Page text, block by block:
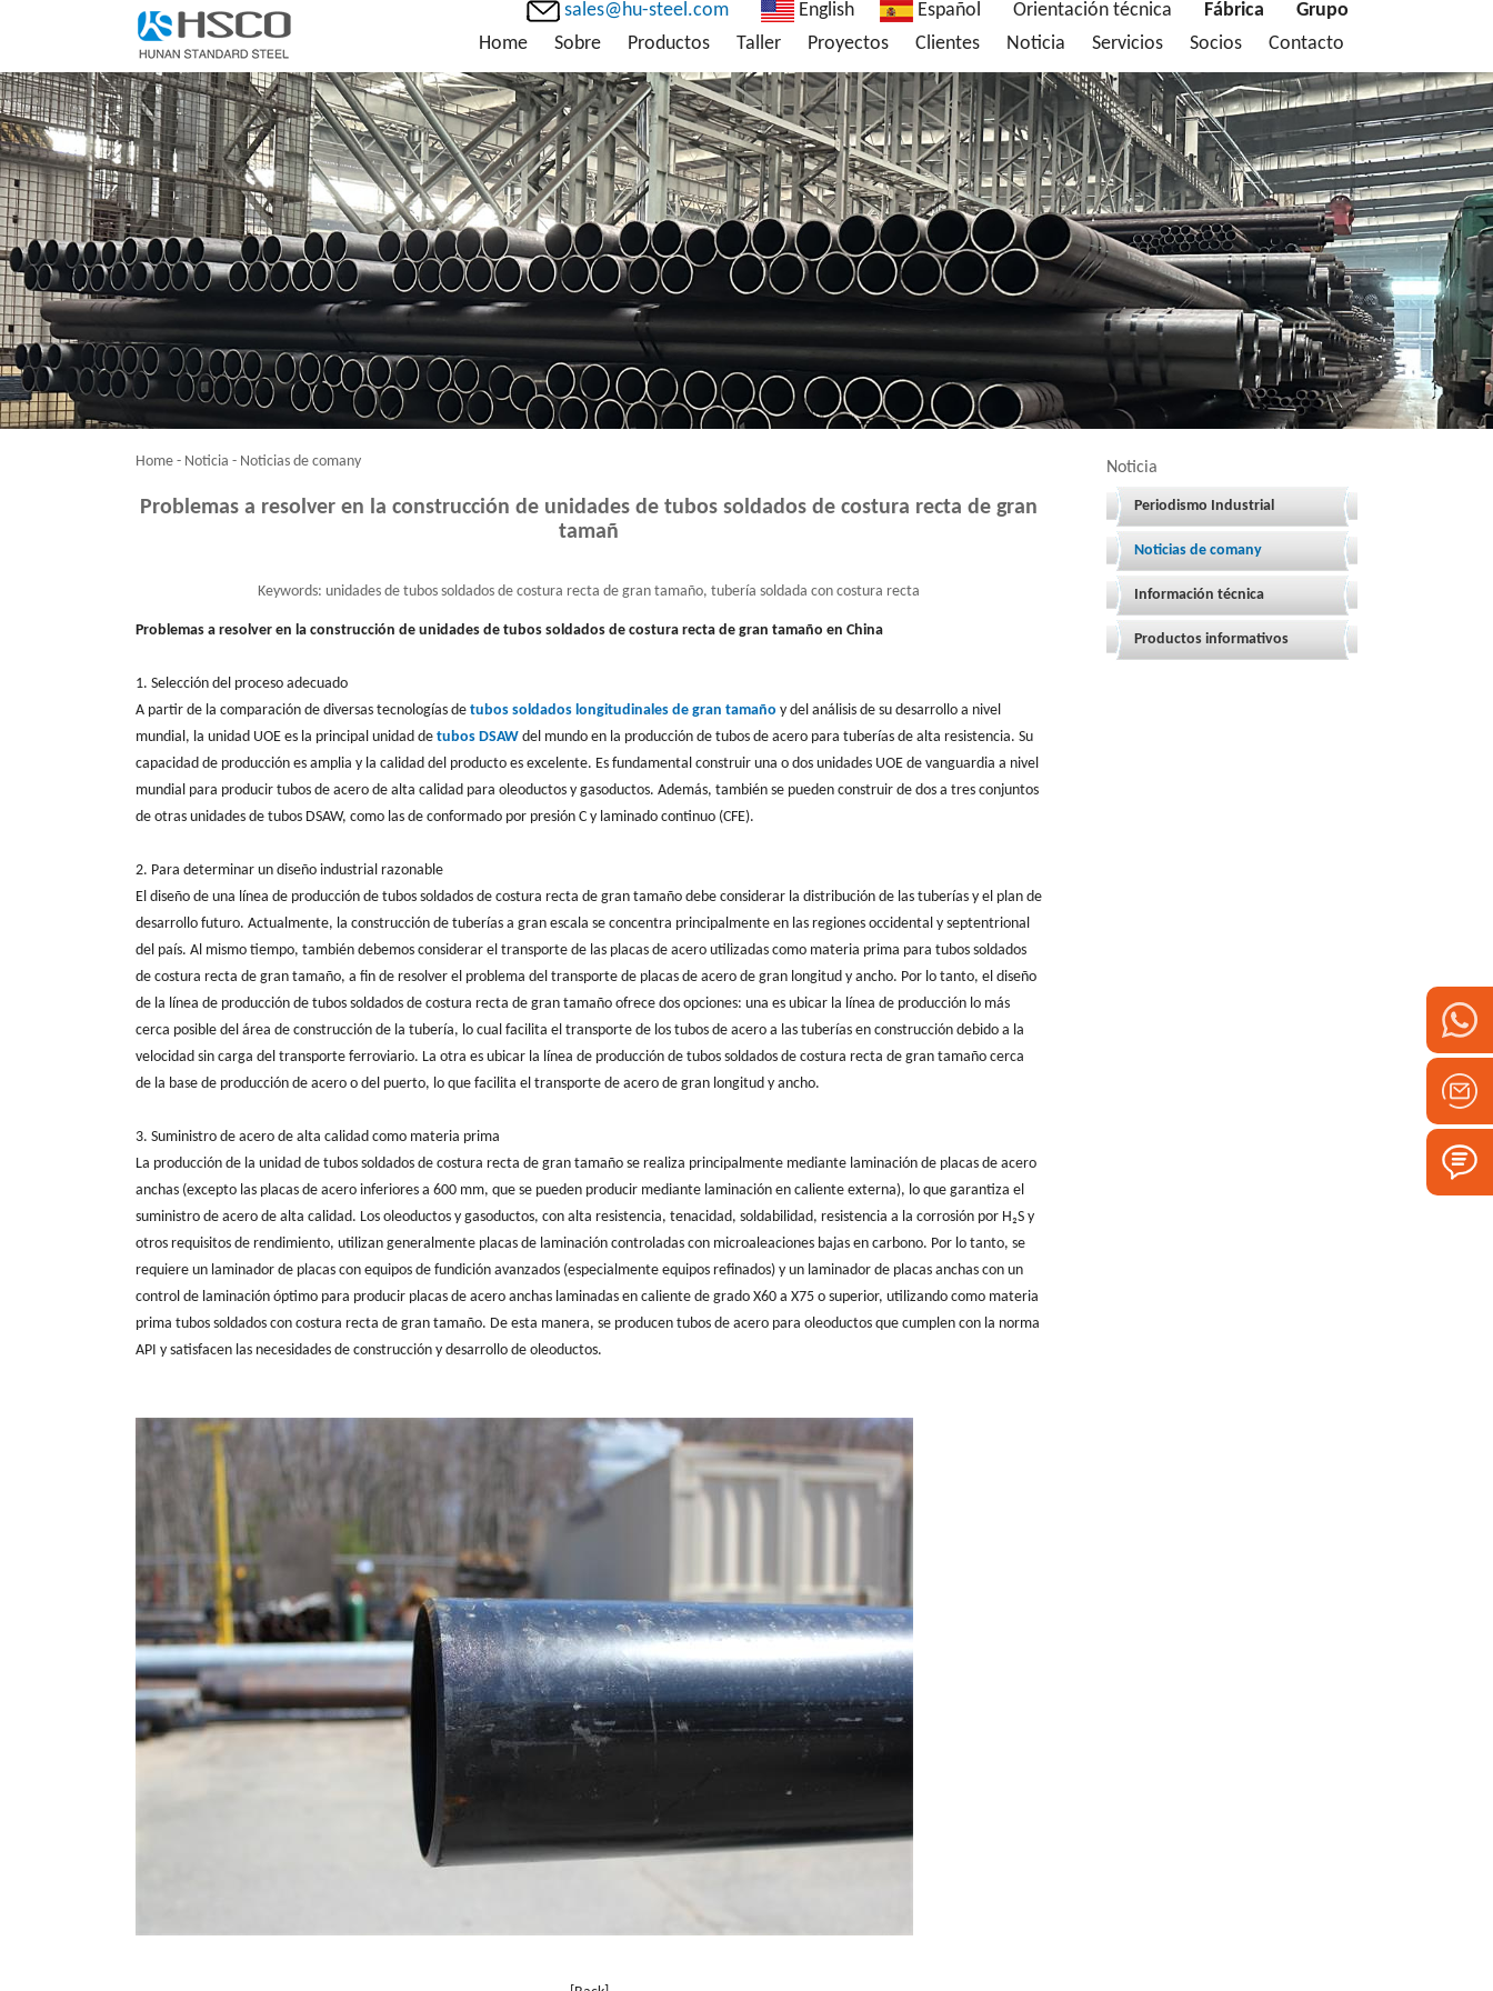
sales@hu-steel.com English Español Orientación técnica Fábrica
Grupo
Home
Sobre Productos Taller Proyectos Clientes Noticia Servicios Socios Contacto
Noticia
Periodismo Industrial
Noticias de comany
Información técnica
Productos informativos
Home - Noticia - Noticias de comany
Problemas a resolver en la construcción de unidades de tubos soldados de costura recta de gran
tamañ
Keywords: unidades de tubos soldados de costura recta de gran tamaño, tubería soldada con costura recta
Problemas a resolver en la construcción de unidades de tubos soldados de costura recta de gran tamaño en China
1. Selección del proceso adecuado
A partir de la comparación de diversas tecnologías de tubos soldados longitudinales de gran tamaño y del análisis de su desarrollo a nivel
mundial, la unidad UOE es la principal unidad de tubos DSAW del mundo en la producción de tubos de acero para tuberías de alta resistencia. Su
capacidad de producción es amplia y la calidad del producto es excelente. Es fundamental construir una o dos unidades UOE de vanguardia a nivel
mundial para producir tubos de acero de alta calidad para oleoductos y gasoductos. Además, también se pueden construir de dos a tres conjuntos
de otras unidades de tubos DSAW, como las de conformado por presión C y laminado continuo (CFE).
2. Para determinar un diseño industrial razonable
El diseño de una línea de producción de tubos soldados de costura recta de gran tamaño debe considerar la distribución de las tuberías y el plan de
desarrollo futuro. Actualmente, la construcción de tuberías a gran escala se concentra principalmente en las regiones occidental y septentrional
del país. Al mismo tiempo, también debemos considerar el transporte de las placas de acero utilizadas como materia prima para tubos soldados
de costura recta de gran tamaño, a fin de resolver el problema del transporte de placas de acero de gran longitud y ancho. Por lo tanto, el diseño
de la línea de producción de tubos soldados de costura recta de gran tamaño ofrece dos opciones: una es ubicar la línea de producción lo más
cerca posible del área de construcción de la tubería, lo cual facilita el transporte de los tubos de acero a las tuberías en construcción debido a la
velocidad sin carga del transporte ferroviario. La otra es ubicar la línea de producción de tubos soldados de costura recta de gran tamaño cerca
de la base de producción de acero o del puerto, lo que facilita el transporte de acero de gran longitud y ancho.
3. Suministro de acero de alta calidad como materia prima
La producción de la unidad de tubos soldados de costura recta de gran tamaño se realiza principalmente mediante laminación de placas de acero
anchas (excepto las placas de acero inferiores a 600 mm, que se pueden producir mediante laminación en caliente externa), lo que garantiza el
suministro de acero de alta calidad. Los oleoductos y gasoductos, con alta resistencia, tenacidad, soldabilidad, resistencia a la corrosión por H₂S y
otros requisitos de rendimiento, utilizan generalmente placas de laminación controladas con microaleaciones bajas en carbono. Por lo tanto, se
requiere un laminador de placas con equipos de fundición avanzados (especialmente equipos refinados) y un laminador de placas anchas con un
control de laminación óptimo para producir placas de acero anchas laminadas en caliente de grado X60 a X75 o superior, utilizando como materia
prima tubos soldados con costura recta de gran tamaño. De esta manera, se producen tubos de acero para oleoductos que cumplen con la norma
API y satisfacen las necesidades de construcción y desarrollo de oleoductos.